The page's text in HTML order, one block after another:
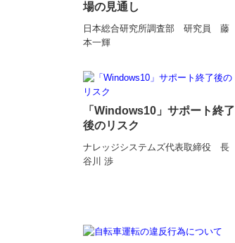
場の見通し
日本総合研究所調査部 研究員 藤
本一輝
「Windows10」サポート終了
後のリスク
ナレッジシステムズ代表取締役 長
谷川 渉